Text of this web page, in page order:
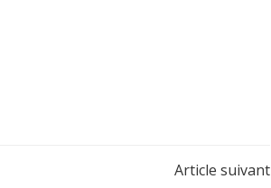
Article suivant